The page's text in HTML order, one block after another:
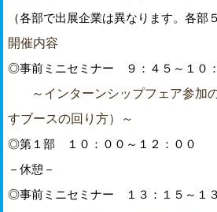
（各部で出展企業は異なります。各部
開催内容
◎事前ミニセミナー ９：４５～１０
～インターンシップフェア参加
すブースの回り方）～
◎第１部 １０：００～１２：００
－休憩－
◎事前ミニセミナー １３：１５～１